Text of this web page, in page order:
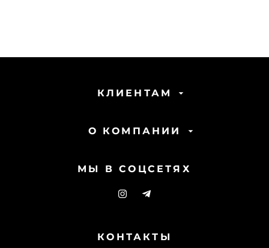
КЛИЕНТАМ
О КОМПАНИИ
МЫ В СОЦСЕТЯХ
КОНТАКТЫ